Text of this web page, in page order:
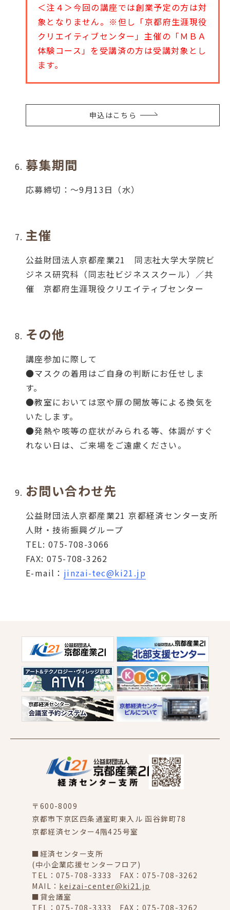
＜注４＞今回の講座では創業予定の方は対
象となりません。※但し「京都府生涯現役
クリエイティブセンター」主催の「ＭＢＡ
体験コース」を受講済の方は受講対象とし
ます。
申込はこちら
募集期間
応募締切：～9月13日（水）
主催
公益財団法人京都産業21 同志社大学大学院ビ
ジネス研究科（同志社ビジネススクール）／共
催 京都府生涯現役クリエイティブセンター
その他
講座参加に際して
●マスクの着用はご自身の判断にお任せしま
す。
●教室においては窓や扉の開放等による換気を
いたします。
●発熱や咳等の症状がみられる等、体調がすぐ
れない日は、ご来場をご遠慮ください。
お問い合わせ先
公益財団法人京都産業21 京都経済センター支所
人財・技術振興グループ
TEL: 075-708-3066
FAX: 075-708-3262
E-mail： jinzai-tec@ki21.jp
〒600-8009
京都市下京区四条通室町東入ル 函谷鉾町78
京都経済センター4階425号室
■経済センター支所
(中小企業応援センターフロア)
TEL：075-708-3333 FAX：075-708-3262
MAIL： keizai-center@ki21.jp
■貸会議室
TEL：075-708-3333 FAX：075-708-3262